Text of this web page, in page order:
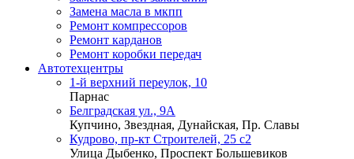
Замена масла в мкпп
Ремонт компрессоров
Ремонт карданов
Ремонт коробки передач
Автотехцентры
1-й верхний переулок, 10
Парнас
Белградская ул., 9А
Купчино, Звездная, Дунайская, Пр. Славы
Кудрово, пр-кт Строителей, 25 с2
Улица Дыбенко, Проспект Большевиков